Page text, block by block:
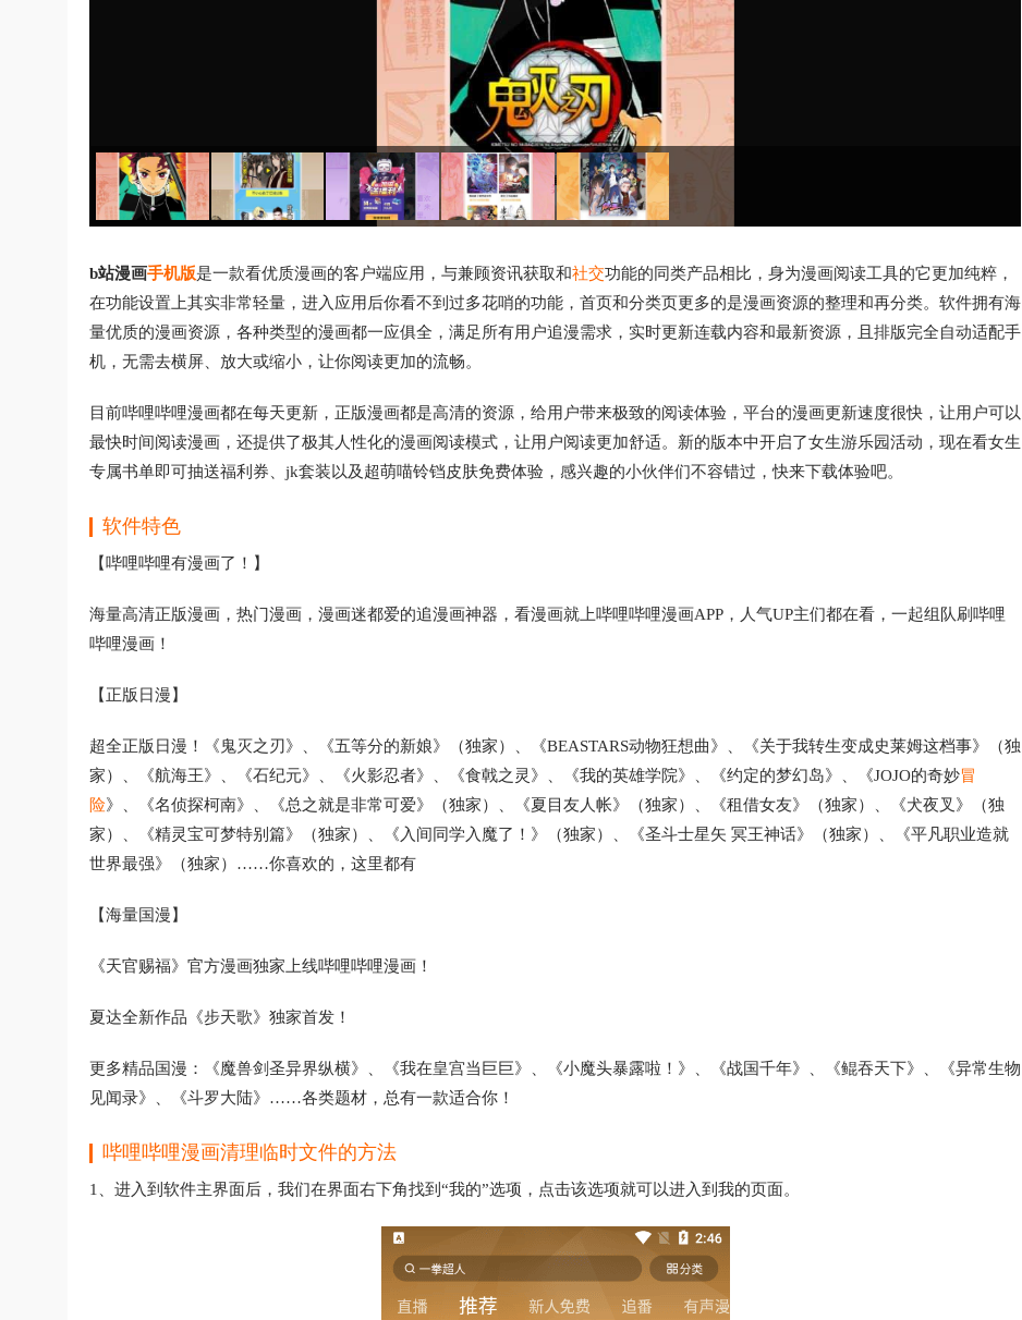
b站漫画手机版是一款看优质漫画的客户端应用，与兼顾资讯获取和社交功能的同类产品相比，身为漫画阅读工具的它更加纯粹，
在功能设置上其实非常轻量，进入应用后你看不到过多花哨的功能，首页和分类页更多的是漫画资源的整理和再分类。软件拥有海
量优质的漫画资源，各种类型的漫画都一应俱全，满足所有用户追漫需求，实时更新连载内容和最新资源，且排版完全自动适配手
机，无需去横屏、放大或缩小，让你阅读更加的流畅。
目前哔哩哔哩漫画都在每天更新，正版漫画都是高清的资源，给用户带来极致的阅读体验，平台的漫画更新速度很快，让用户可以
最快时间阅读漫画，还提供了极其人性化的漫画阅读模式，让用户阅读更加舒适。新的版本中开启了女生游乐园活动，现在看女生
专属书单即可抽送福利券、jk套装以及超萌喵铃铛皮肤免费体验，感兴趣的小伙伴们不容错过，快来下载体验吧。
软件特色
【哔哩哔哩有漫画了！】
海量高清正版漫画，热门漫画，漫画迷都爱的追漫画神器，看漫画就上哔哩哔哩漫画APP，人气UP主们都在看，一起组队刷哔哩
哔哩漫画！
【正版日漫】
超全正版日漫！《鬼灭之刃》、《五等分的新娘》（独家）、《BEASTARS动物狂想曲》、《关于我转生变成史莱姆这档事》（独
家）、《航海王》、《石纪元》、《火影忍者》、《食戟之灵》、《我的英雄学院》、《约定的梦幻岛》、《JOJO的奇妙冒
险》、《名侦探柯南》、《总之就是非常可爱》（独家）、《夏目友人帐》（独家）、《租借女友》（独家）、《犬夜叉》（独
家）、《精灵宝可梦特别篇》（独家）、《入间同学入魔了！》（独家）、《圣斗士星矢 冥王神话》（独家）、《平凡职业造就
世界最强》（独家）……你喜欢的，这里都有
【海量国漫】
《天官赐福》官方漫画独家上线哔哩哔哩漫画！
夏达全新作品《步天歌》独家首发！
更多精品国漫：《魔兽剑圣异界纵横》、《我在皇宫当巨巨》、《小魔头暴露啦！》、《战国千年》、《鲲吞天下》、《异常生物
见闻录》、《斗罗大陆》……各类题材，总有一款适合你！
哔哩哔哩漫画清理临时文件的方法
1、进入到软件主界面后，我们在界面右下角找到“我的”选项，点击该选项就可以进入到我的页面。